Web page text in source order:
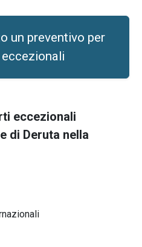
un preventivo per
eccezionali
di Deruta nella